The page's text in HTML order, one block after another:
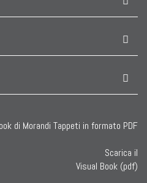
Scarica il
Visual Book (pdf)